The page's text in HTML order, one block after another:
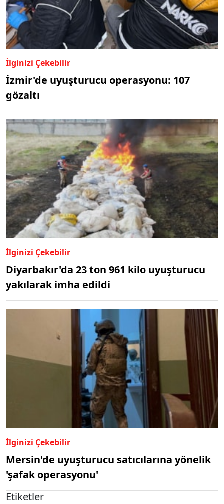
İlginizi Çekebilir
İzmir'de uyuşturucu operasyonu: 107
gözaltı
İlginizi Çekebilir
Diyarbakır'da 23 ton 961 kilo uyuşturucu
yakılarak imha edildi
İlginizi Çekebilir
Mersin'de uyuşturucu satıcılarına yönelik
'şafak operasyonu'
Etiketler